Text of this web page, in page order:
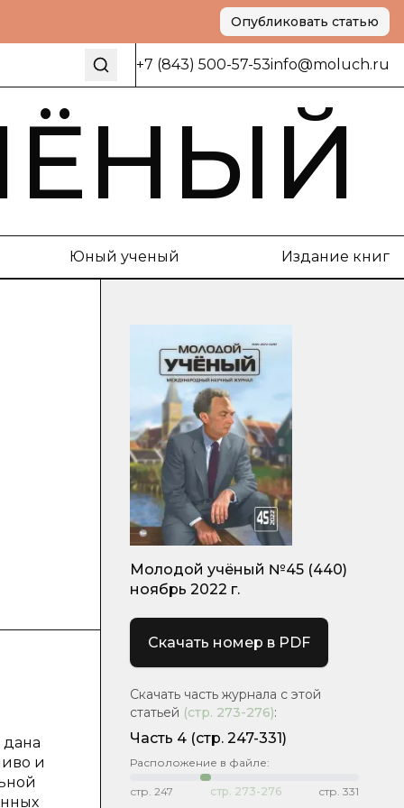
Опубликовать статью
+7 (843) 500-57-53info@moluch.ru
Юный ученый Издание книг
дана
и
Молодой учёный №45 (440)
ноябрь 2022 г.
Скачать номер в PDF
Скачать часть журнала с этой
статьей (стр. 273-276):
Часть 4 (стр. 247-331)
Расположение в файле:
стр. 247 стр. 273-276 стр. 331